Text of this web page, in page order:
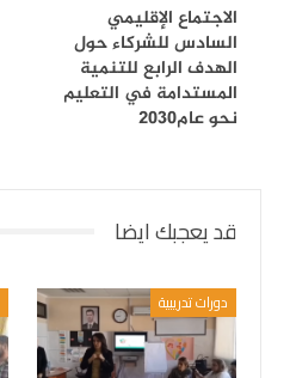
الاجتماع الإقليمي
السادس للشركاء حول
الهدف الرابع للتنمية
المستدامة في التعليم
نحو عام2030
قد يعجبك ايضا
دورات تدريبية